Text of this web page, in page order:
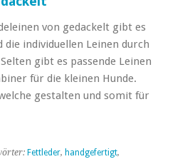
von gedackelt gibt es
die individuellen Leinen durch
gibt es passende Leinen
für die kleinen Hunde.
gestalten und somit für
Fettleder, handgefertigt,